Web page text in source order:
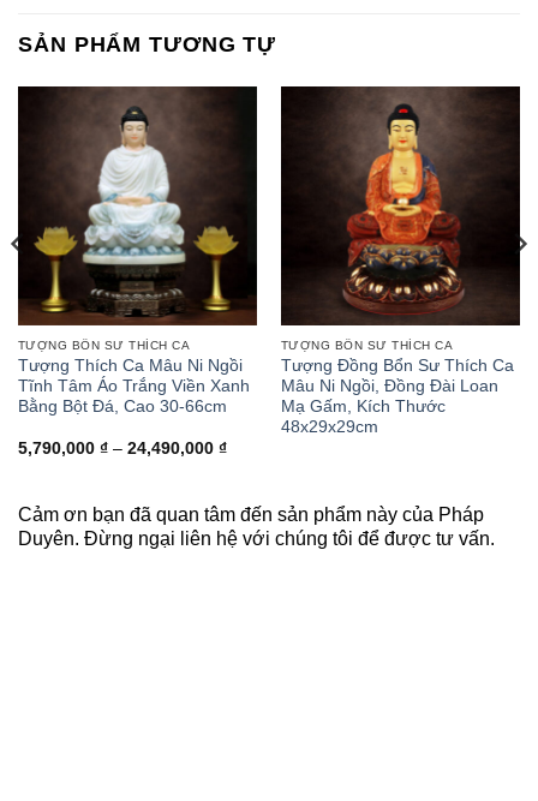
SẢN PHẨM TƯƠNG TỰ
TƯỢNG BỔN SƯ THÍCH CA
Tượng Thích Ca Mâu Ni Ngồi
Tĩnh Tâm Áo Trắng Viền Xanh
Bằng Bột Đá, Cao 30-66cm
5,790,000 ₫ – 24,490,000 ₫Khoảng
đến
24,490,000 ₫
TƯỢNG BỔN SƯ THÍCH CA
Tượng Đồng Bổn Sư Thích Ca
Mâu Ni Ngồi, Đồng Đài Loan
Mạ Gấm, Kích Thước
48x29x29cm
Cảm ơn bạn đã quan tâm đến sản phẩm này của Pháp
Duyên. Đừng ngại liên hệ với chúng tôi để được tư vấn.